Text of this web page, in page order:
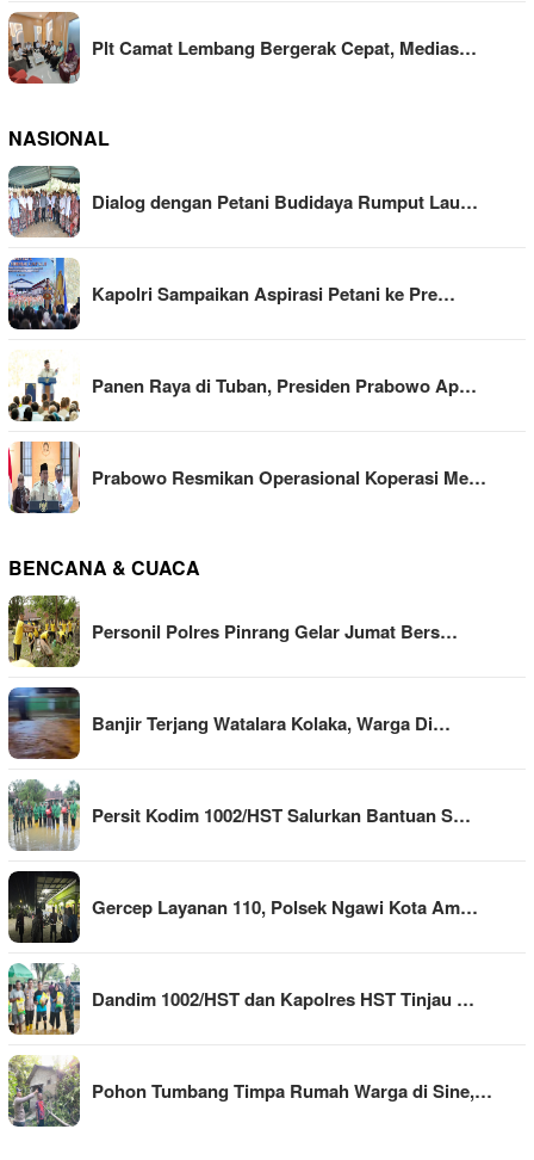
Plt Camat Lembang Bergerak Cepat, Medias…
NASIONAL
Dialog dengan Petani Budidaya Rumput Lau…
Kapolri Sampaikan Aspirasi Petani ke Pre…
Panen Raya di Tuban, Presiden Prabowo Ap…
Prabowo Resmikan Operasional Koperasi Me…
BENCANA & CUACA
Personil Polres Pinrang Gelar Jumat Bers…
Banjir Terjang Watalara Kolaka, Warga Di…
Persit Kodim 1002/HST Salurkan Bantuan S…
Gercep Layanan 110, Polsek Ngawi Kota Am…
Dandim 1002/HST dan Kapolres HST Tinjau …
Pohon Tumbang Timpa Rumah Warga di Sine,…